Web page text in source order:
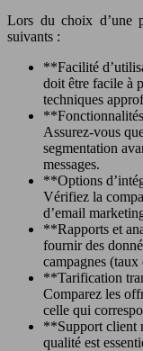
Lors du choix d’une
suivants :
**Facilité
doit être facile à
techniques
Assurez-vous
segmentation
messages.
**Options
Vérifiez la
d’email
**Rapports et
fournir des
campagnes
**Tarification
Comparez les
celle qui
**Support client
qualité est